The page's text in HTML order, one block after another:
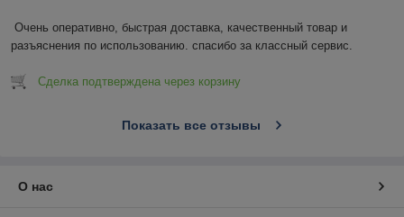
Очень оперативно, быстрая доставка, качественный товар и
разъяснения по использованию. спасибо за классный сервис.
Сделка подтверждена через корзину
Показать все отзывы
О нас